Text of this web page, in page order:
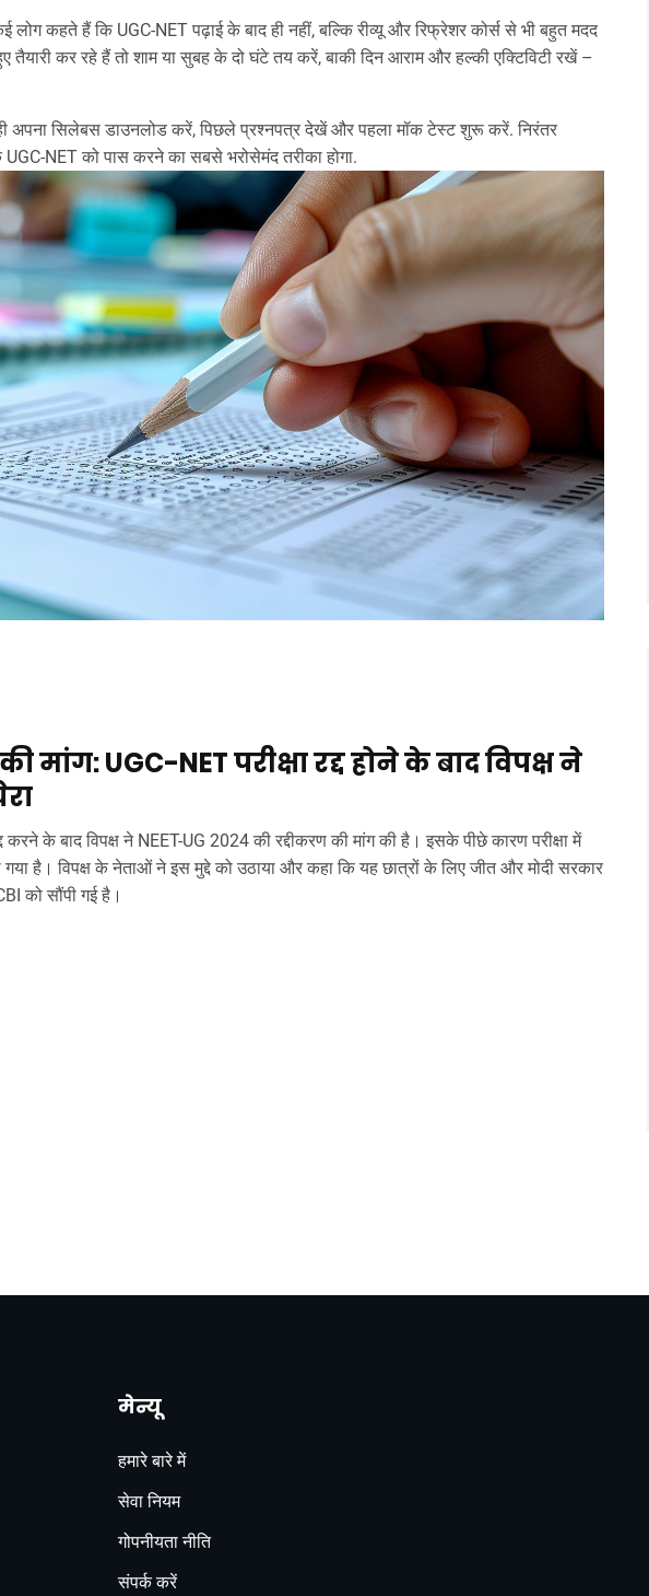
लोग कहते हैं कि UGC-NET पढ़ाई के बाद ही नहीं, बल्कि रीव्यू और रिफ्रेशर कोर्स से भी बहुत मदद
कर रहे हैं तो शाम या सुबह के दो घंटे तय करें, बाकी दिन आराम और हल्की एक्टिविटी रखें –
अपना सिलेबस डाउनलोड करें, पिछले प्रश्नपत्र देखें और पहला मॉक टेस्ट शुरू करें. निरंतर
NET को पास करने का सबसे भरोसेमंद तरीका होगा.
मांग: UGC-NET परीक्षा रद्द होने के बाद विपक्ष ने
करने के बाद विपक्ष ने NEET-UG 2024 की रद्दीकरण की मांग की है। इसके पीछे कारण परीक्षा में
है। विपक्ष के नेताओं ने इस मुद्दे को उठाया और कहा कि यह छात्रों के लिए जीत और मोदी सरकार
को सौंपी गई है।
मेन्यू
हमारे बारे में
सेवा नियम
गोपनीयता नीति
संपर्क करें